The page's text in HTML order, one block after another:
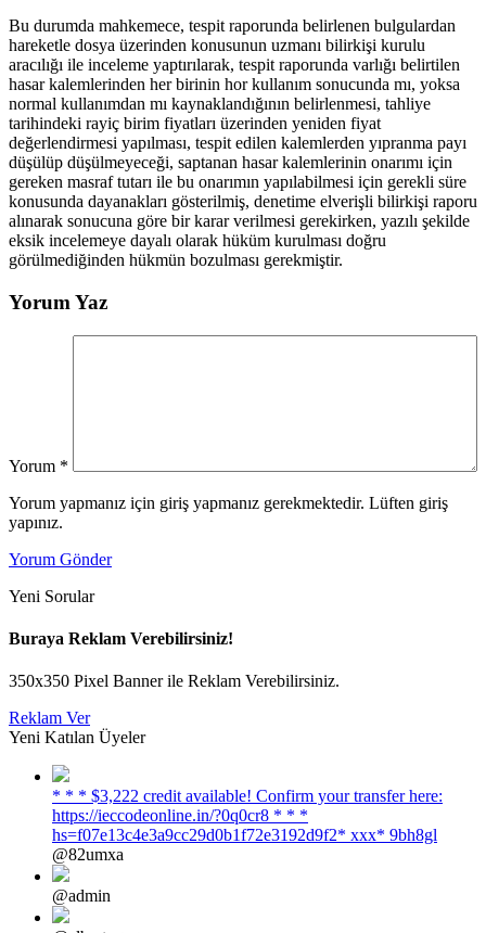
Bu durumda mahkemece, tespit raporunda belirlenen bulgulardan
hareketle dosya üzerinden konusunun uzmanı bilirkişi kurulu
aracılığı ile inceleme yaptırılarak, tespit raporunda varlığı belirtilen
hasar kalemlerinden her birinin hor kullanım sonucunda mı, yoksa
normal kullanımdan mı kaynaklandığının belirlenmesi, tahliye
tarihindeki rayiç birim fiyatları üzerinden yeniden fiyat
değerlendirmesi yapılması, tespit edilen kalemlerden yıpranma payı
düşülüp düşülmeyeceği, saptanan hasar kalemlerinin onarımı için
gereken masraf tutarı ile bu onarımın yapılabilmesi için gerekli süre
konusunda dayanakları gösterilmiş, denetime elverişli bilirkişi raporu
alınarak sonucuna göre bir karar verilmesi gerekirken, yazılı şekilde
eksik incelemeye dayalı olarak hüküm kurulması doğru
görülmediğinden hükmün bozulması gerekmiştir.
Yorum Yaz
Yorum *
Yorum yapmanız için giriş yapmanız gerekmektedir. Lüften giriş
yapınız.
Yorum Gönder
Yeni Sorular
Buraya Reklam Verebilirsiniz!
350x350 Pixel Banner ile Reklam Verebilirsiniz.
Reklam Ver
Yeni Katılan Üyeler
* * * $3,222 credit available! Confirm your transfer here:
https://ieccodeonline.in/?0q0cr8 * * *
hs=f07e13c4e3a9cc29d0b1f72e3192d9f2* ххх* 9bh8gl
@82umxa
@admin